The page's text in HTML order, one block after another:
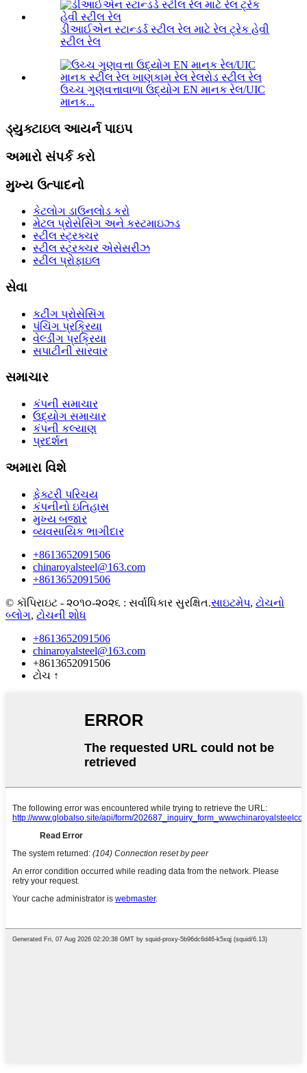
ડીઆઈએન સ્ટાન્ડર્ડ સ્ટીલ રેલ માટે રેલ ટ્રેક હેવી
સ્ટીલ રેલ
ઉચ્ચ ગુણવત્તાવાળા ઉદ્યોગ EN માનક રેલ/UIC
માનક...
ડ્યુક્ટાઇલ આયર્ન પાઇપ
અમારો સંપર્ક કરો
મુખ્ય ઉત્પાદનો
કેટલોગ ડાઉનલોડ કરો
મેટલ પ્રોસેસિંગ અને કસ્ટમાઇઝ્ડ
સ્ટીલ સ્ટ્રક્ચર
સ્ટીલ સ્ટ્રક્ચર એસેસરીઝ
સ્ટીલ પ્રોફાઇલ
સેવા
કટીંગ પ્રોસેસિંગ
પંચિંગ પ્રક્રિયા
વેલ્ડીંગ પ્રક્રિયા
સપાટીની સારવાર
સમાચાર
કંપની સમાચાર
ઉદ્યોગ સમાચાર
કંપની કલ્યાણ
પ્રદર્શન
અમારા વિશે
ફેક્ટરી પરિચય
કંપનીનો ઇતિહાસ
મુખ્ય બજાર
વ્યવસાયિક ભાગીદાર
+8613652091506
chinaroyalsteel@163.com
+8613652091506
© કૉપિરાઇટ - ૨૦૧૦-૨૦૨૬ : સર્વાધિકાર સુરક્ષિત.સાઇટમેપ, ટોચનો
બ્લોગ, ટોચની શોધ
+8613652091506
chinaroyalsteel@163.com
+8613652091506
ટોચ ↑